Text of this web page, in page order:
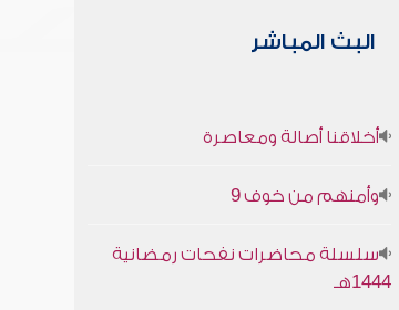
البث المباشر
أخلاقنا أصالة ومعاصرة
وأمنهم من خوف 9
سلسلة محاضرات نفحات رمضانية
1444هـ